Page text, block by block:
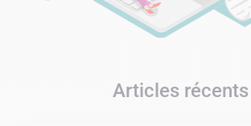
Articles récents